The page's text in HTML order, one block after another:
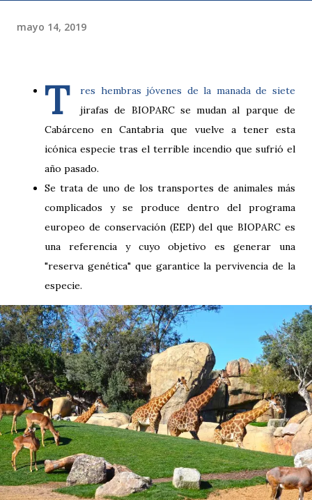
mayo 14, 2019
T
res hembras jóvenes de la manada de siete
jirafas de BIOPARC se mudan al parque de
Cabárceno en Cantabria que vuelve a tener esta
icónica especie tras el terrible incendio que sufrió el
año pasado.
Se trata de uno de los transportes de animales más
complicados y se produce dentro del programa
europeo de conservación (EEP) del que BIOPARC es
una referencia y cuyo objetivo es generar una
"reserva genética" que garantice la pervivencia de la
especie.